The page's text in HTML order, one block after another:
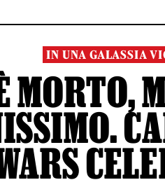
IN UNA GALASSIA
MORTO,